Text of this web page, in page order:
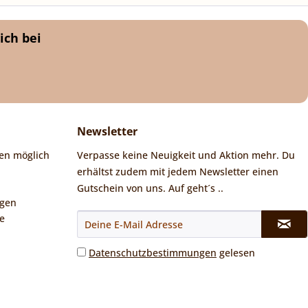
bei
möglich
Newsletter
Verpasse keine Neuigkeit und Aktion mehr. Du
erhältst zudem mit jedem Newsletter einen
Gutschein von uns. Auf geht´s ..
Datenschutzbestimmungen gelesen